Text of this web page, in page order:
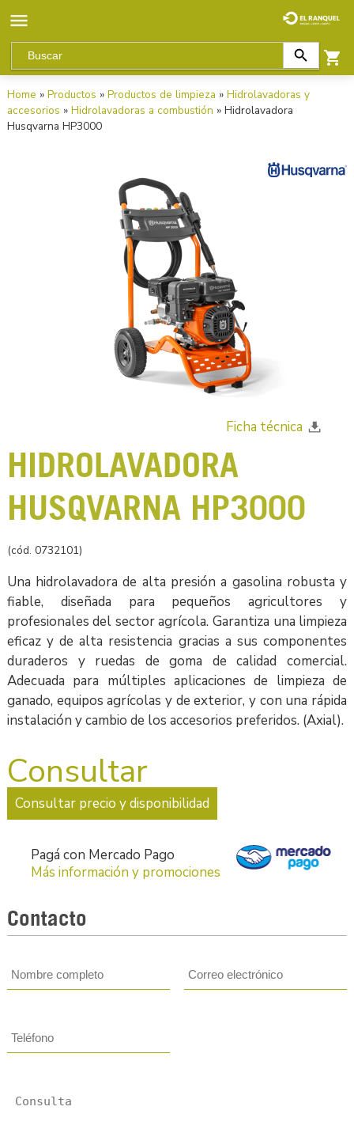
Home » Productos » Productos de limpieza » Hidrolavadoras y
accesorios » Hidrolavadoras a combustión » Hidrolavadora
Husqvarna HP3000
HIDROLAVADORA
HUSQVARNA HP3000
(cód. 0732101)
Una hidrolavadora de alta presión a gasolina robusta y
fiable, diseñada para pequeños agricultores y
profesionales del sector agrícola. Garantiza una limpieza
eficaz y de alta resistencia gracias a sus componentes
duraderos y ruedas de goma de calidad comercial.
Adecuada para múltiples aplicaciones de limpieza de
ganado, equipos agrícolas y de exterior, y con una rápida
instalación y cambio de los accesorios preferidos. (Axial).
Consultar
Consultar precio y disponibilidad
Pagá con Mercado Pago
Más información y promociones
Ficha técnica
Contacto